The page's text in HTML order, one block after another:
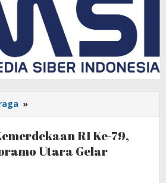
»
Hari
RI
Ke-
RI Ke-79,
Utara Gelar